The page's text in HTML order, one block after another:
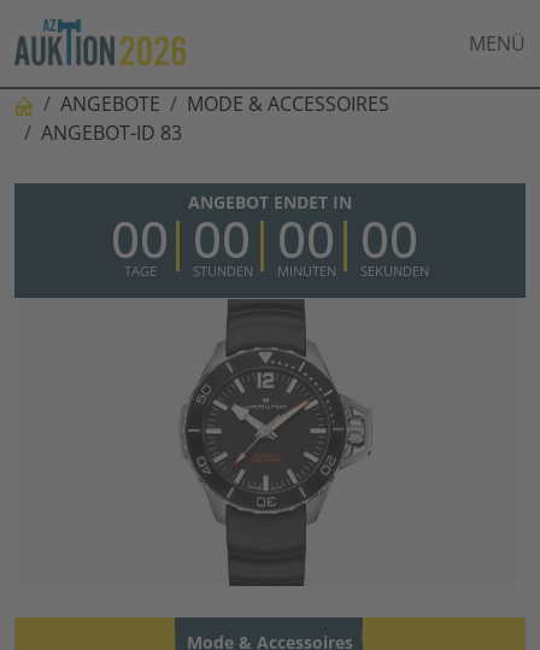
MENÜ
ANGEBOTE
MODE & ACCESSOIRES
ANGEBOT-ID 83
Mode & Accessoires
ANGEBOT ENDET IN
00
TAGE 00
STUNDEN 00
MINUTEN 00
SEKUNDEN